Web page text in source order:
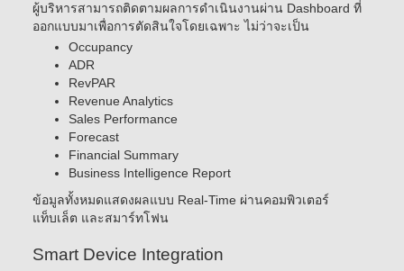
ผู้บริหารสามารถติดตามผลการดำเนินงานผ่าน Dashboard ที่
ออกแบบมาเพื่อการตัดสินใจโดยเฉพาะ ไม่ว่าจะเป็น
Occupancy
ADR
RevPAR
Revenue Analytics
Sales Performance
Forecast
Financial Summary
Business Intelligence Report
ข้อมูลทั้งหมดแสดงผลแบบ Real-Time ผ่านคอมพิวเตอร์
แท็บเล็ต และสมาร์ทโฟน
Smart Device Integration